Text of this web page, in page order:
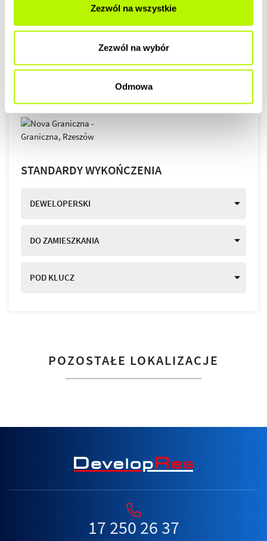
Zezwól na wszystkie
Zezwól na wybór
Odmowa
STANDARDY WYKOŃCZENIA
DEWELOPERSKI
DO ZAMIESZKANIA
POD KLUCZ
POZOSTAŁE LOKALIZACJE
17 250 26 37